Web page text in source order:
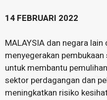
14 FEBRUARI 2022
MALAYSIA dan negara
menyegerakan
untuk membantu
sektor perdagangan dan
meningkatkan risiko